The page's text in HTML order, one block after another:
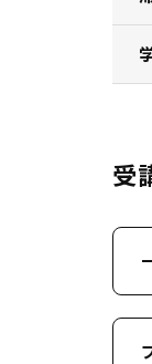
受